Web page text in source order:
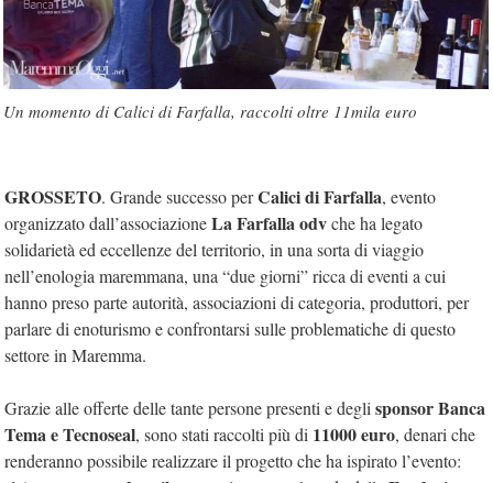
Un momento di Calici di Farfalla, raccolti oltre 11mila euro
GROSSETO. Grande successo perCalici di Farfalla, evento
organizzato dall’associazioneLa Farfalla odvche ha legato
solidarietà ed eccellenze del territorio, in una sorta di viaggio
nell’enologia maremmana, una “due giorni” ricca di eventi a cui
hanno preso parte autorità, associazioni di categoria, produttori, per
parlare di enoturismo e confrontarsi sulle problematiche di questo
settore in Maremma.
Grazie alle offerte delle tante persone presenti e degli sponsor Banca
Tema e Tecnoseal, sono stati raccolti più di 11000 euro, denari che
renderanno possibile realizzare il progetto che ha ispirato l’evento: